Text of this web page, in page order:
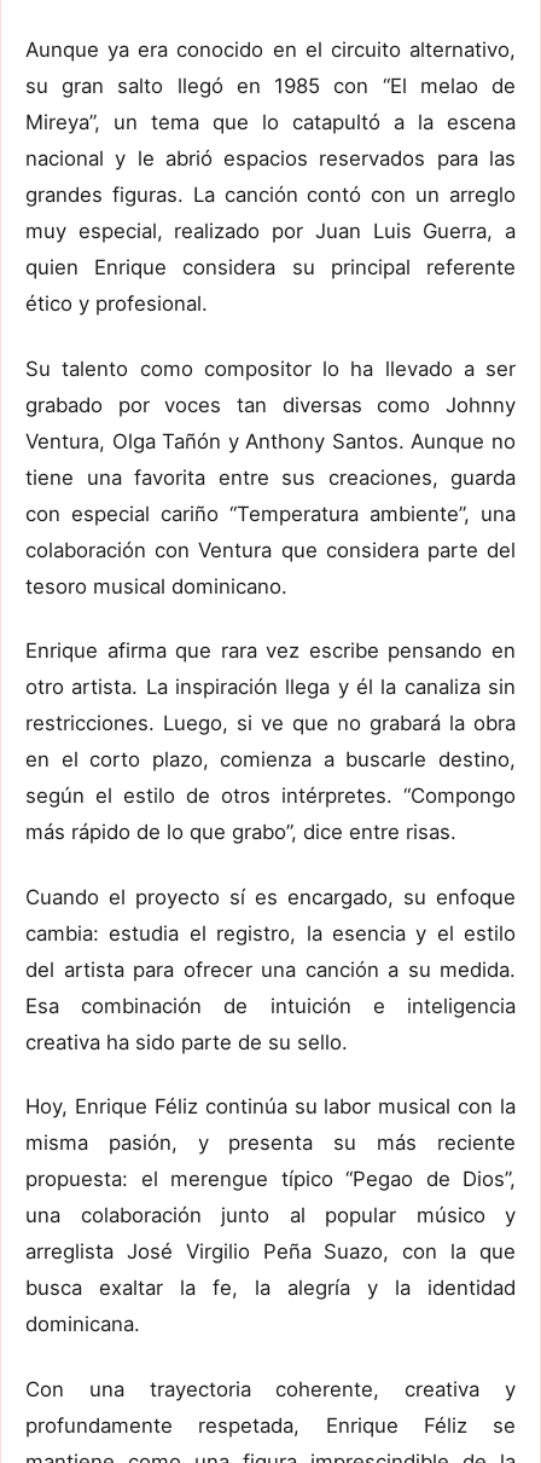
Aunque ya era conocido en el circuito alternativo,
su gran salto llegó en 1985 con “El melao de
Mireya”, un tema que lo catapultó a la escena
nacional y le abrió espacios reservados para las
grandes figuras. La canción contó con un arreglo
muy especial, realizado por Juan Luis Guerra, a
quien Enrique considera su principal referente
ético y profesional.
Su talento como compositor lo ha llevado a ser
grabado por voces tan diversas como Johnny
Ventura, Olga Tañón y Anthony Santos. Aunque no
tiene una favorita entre sus creaciones, guarda
con especial cariño “Temperatura ambiente”, una
colaboración con Ventura que considera parte del
tesoro musical dominicano.
Enrique afirma que rara vez escribe pensando en
otro artista. La inspiración llega y él la canaliza sin
restricciones. Luego, si ve que no grabará la obra
en el corto plazo, comienza a buscarle destino,
según el estilo de otros intérpretes. “Compongo
más rápido de lo que grabo”, dice entre risas.
Cuando el proyecto sí es encargado, su enfoque
cambia: estudia el registro, la esencia y el estilo
del artista para ofrecer una canción a su medida.
Esa combinación de intuición e inteligencia
creativa ha sido parte de su sello.
Hoy, Enrique Féliz continúa su labor musical con la
misma pasión, y presenta su más reciente
propuesta: el merengue típico “Pegao de Dios”,
una colaboración junto al popular músico y
arreglista José Virgilio Peña Suazo, con la que
busca exaltar la fe, la alegría y la identidad
dominicana.
Con una trayectoria coherente, creativa y
profundamente respetada, Enrique Féliz se